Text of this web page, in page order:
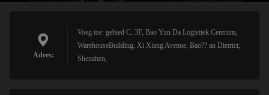
Adres:
Voeg toe: gebied C, 3F, Bao Yun Da Logistiek Centrum,
WarehouseBuilding, Xi Xiang Avenue, Bao?? an District,
Shenzhen,